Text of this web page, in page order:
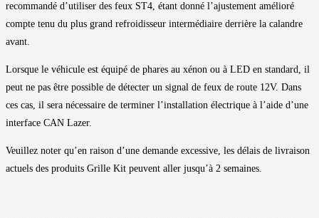
recommandé d’utiliser des feux ST4, étant donné l’ajustement amélioré
compte tenu du plus grand refroidisseur intermédiaire derrière la calandre
avant.
Lorsque le véhicule est équipé de phares au xénon ou à LED en standard, il
peut ne pas être possible de détecter un signal de feux de route 12V. Dans
ces cas, il sera nécessaire de terminer l’installation électrique à l’aide d’une
interface CAN Lazer.
Veuillez noter qu’en raison d’une demande excessive, les délais de livraison
actuels des produits Grille Kit peuvent aller jusqu’à 2 semaines.